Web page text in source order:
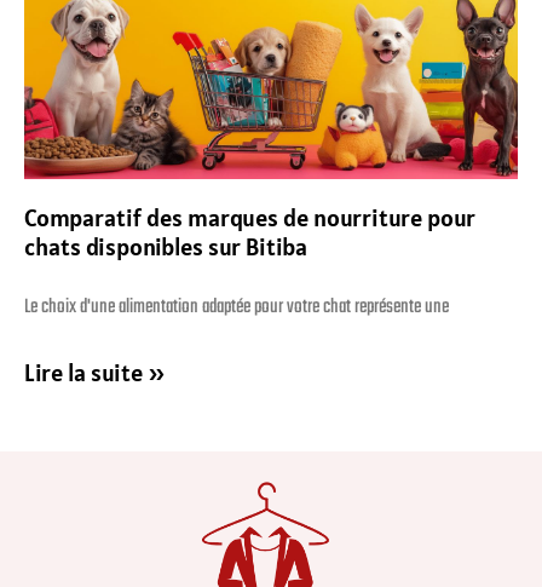
Comparatif des marques de nourriture pour
chats disponibles sur Bitiba
Le choix d'une alimentation adaptée pour votre chat représente une
Lire la suite »